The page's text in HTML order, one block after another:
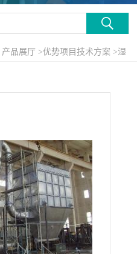
产品展厅 >优势项目技术方案 >湿